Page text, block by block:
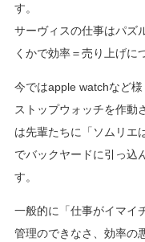
す。
サーヴィスの仕事はパズ
くかで効率＝売り上げに
今ではapple watchなど
ストップウォッチを作動
は先輩たちに「ソムリエ
でバックヤードに引っ込
す。
一般的に「仕事がイマイ
管理のできなさ、効率の